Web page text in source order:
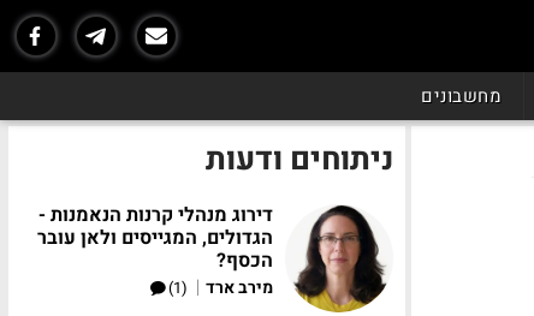
מחשבונים
ניתוחים ודעות
דירוג מנהלי קרנות הנאמנות -
הגדולים, המגייסים ולאן עובר
הכסף?
מירב ארד |
(1)